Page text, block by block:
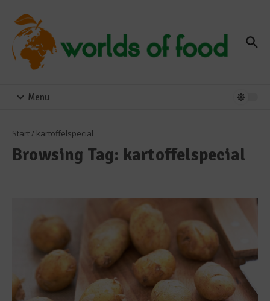
Menu
Start/ kartoffelspecial
Browsing Tag: kartoffelspecial